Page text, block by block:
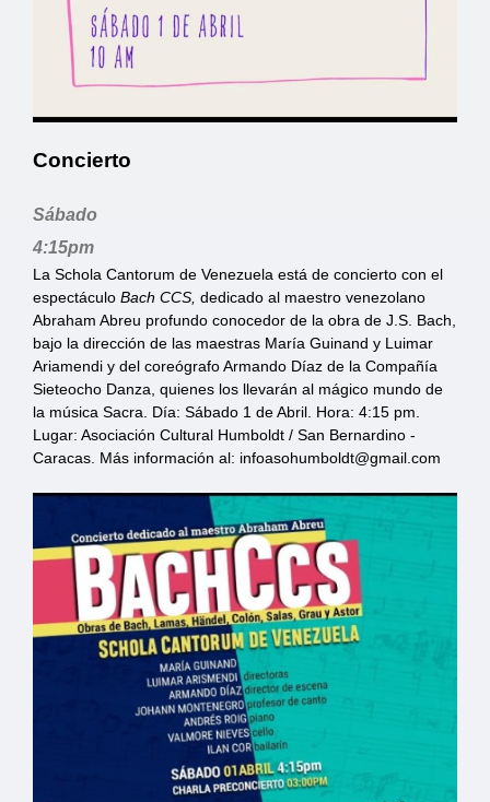
Concierto
Sábado
4:15pm
‌La Schola Cantorum de Venezuela está de concierto con el
espectáculo Bach CCS, dedicado al maestro venezolano
Abraham Abreu profundo conocedor de la obra de J.S. Bach,
bajo la dirección de las maestras María Guinand y Luimar
Ariamendi y del coreógrafo Armando Díaz de la Compañía
Sieteocho Danza, quienes los llevarán al mágico mundo de
la música Sacra. Día: Sábado 1 de Abril. Hora: 4:15 pm.
Lugar: Asociación Cultural Humboldt / San Bernardino -
Caracas. Más información al: infoasohumboldt@gmail.com